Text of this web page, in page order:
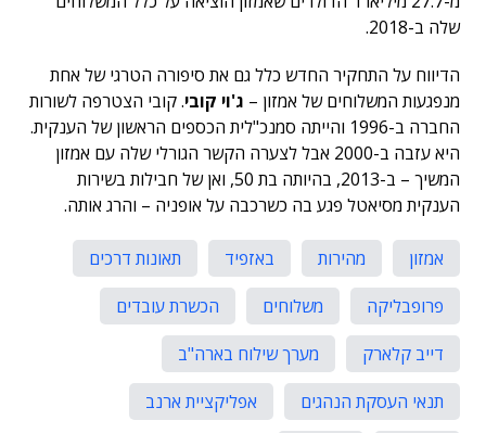
שלה ב-2018.
הדיווח על התחקיר החדש כלל גם את סיפורה הטרגי של אחת
מנפגעות המשלוחים של אמזון – ג'וי קובי. קובי הצטרפה לשורות
החברה ב-1996 והייתה סמנכ"לית הכספים הראשון של הענקית.
היא עזבה ב-2000 אבל לצערה הקשר הגורלי שלה עם אמזון
המשיך – ב-2013, בהיותה בת 50, ואן של חבילות בשירות
הענקית מסיאטל פגע בה כשרכבה על אופניה – והרג אותה.
אמזון מהירות באזפיד
תאונות דרכים
פרופבליקה
משלוחים
הכשרת עובדים
דייב קלארק
מערך שילוח בארה"ב
תנאי העסקת הנהגים
אפליקציית ארנב